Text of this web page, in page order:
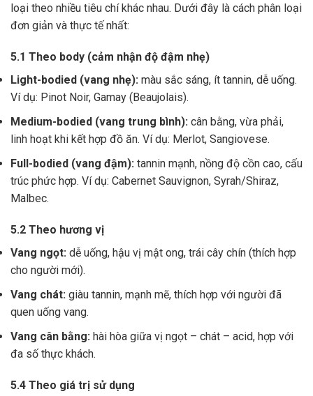
loại theo nhiều tiêu chí khác nhau. Dưới đây là cách phân loại
đơn giản và thực tế nhất:
5.1 Theo body (cảm nhận độ đậm nhẹ)
Light-bodied (vang nhẹ): màu sắc sáng, ít tannin, dễ uống.
Ví dụ: Pinot Noir, Gamay (Beaujolais).
Medium-bodied (vang trung bình): cân bằng, vừa phải,
linh hoạt khi kết hợp đồ ăn. Ví dụ: Merlot, Sangiovese.
Full-bodied (vang đậm): tannin mạnh, nồng độ cồn cao, cấu
trúc phức hợp. Ví dụ: Cabernet Sauvignon, Syrah/Shiraz,
Malbec.
5.2 Theo hương vị
Vang ngọt: dễ uống, hậu vị mật ong, trái cây chín (thích hợp
cho người mới).
Vang chát: giàu tannin, mạnh mẽ, thích hợp với người đã
quen uống vang.
Vang cân bằng: hài hòa giữa vị ngọt – chát – acid, hợp với
đa số thực khách.
5.4 Theo giá trị sử dụng